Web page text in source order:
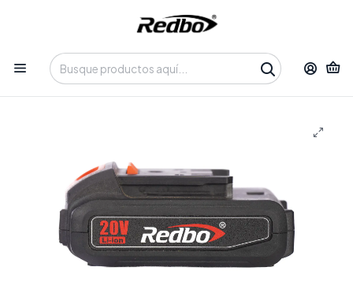
Tienda 100% Online con despacho a domicilio o retiro en
Oficina • Lun-Vie 09:30-14:00 / 15:00-17:30 • 📞 +56 9 3730 2311
Insumos y Accesorios
Baterías y Cargadores Batería REDBO BA 21V-2.0Ah